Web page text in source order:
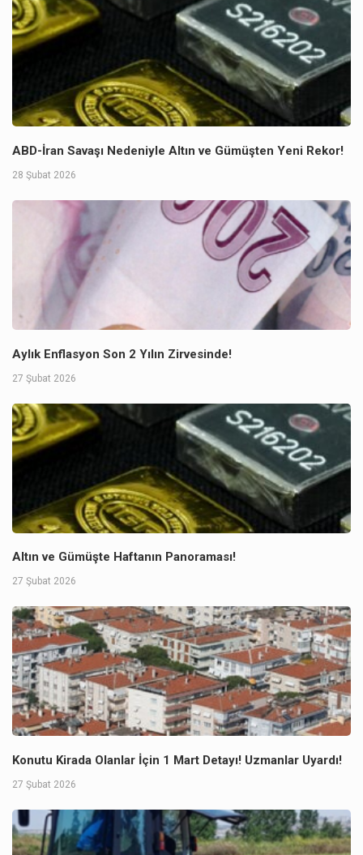
ABD-İran Savaşı Nedeniyle Altın ve Gümüşten Yeni Rekor!
28 Şubat 2026
Aylık Enflasyon Son 2 Yılın Zirvesinde!
27 Şubat 2026
Altın ve Gümüşte Haftanın Panoraması!
27 Şubat 2026
Konutu Kirada Olanlar İçin 1 Mart Detayı! Uzmanlar Uyardı!
27 Şubat 2026